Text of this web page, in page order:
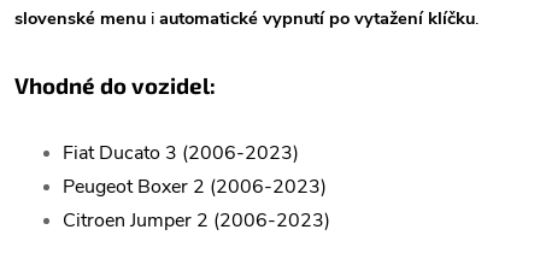
slovenské menu i automatické vypnutí po vytažení klíčku.
Vhodné do vozidel:
Fiat Ducato 3 (2006-2023)
Peugeot Boxer 2 (2006-2023)
Citroen Jumper 2 (2006-2023)